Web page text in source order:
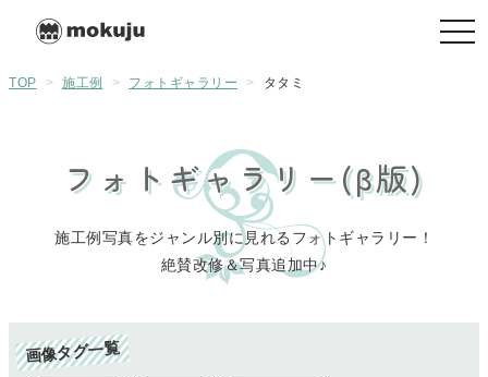
TOP > 施工例 > フォトギャラリー > タタミ
フォトギャラリー(β版)
施工例写真をジャンル別に見れるフォトギャラリー！
絶賛改修＆写真追加中♪
画像タグ一覧